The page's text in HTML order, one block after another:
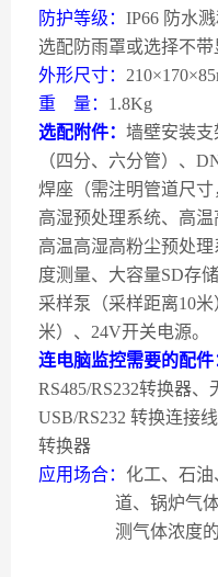
防护等级： IP66 防水
选配防雨罩或选择不
外形尺寸： 210×170×
重
量： 1.8Kg
选配附件： 墙壁安装
（四分、六分管）、
焊座（需注明管道尺寸
高湿预处理系统、高温
高温高湿高粉尘预处
度测量、大容量SD存
采样泵（采样距离10米
米）、 24V开关电源。
连电脑监控需要的配件
RS485/RS232转换器、
USB/RS232 转换连接
转换器
应用场合： 化工、石
道、锅炉气
测气体浓度